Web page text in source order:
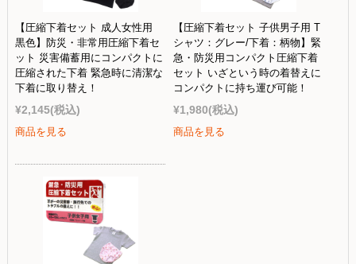
【圧縮下着セット 成人女性用
黒色】防災・非常用圧縮下着セ
ット 災害備蓄用にコンパクトに
圧縮された下着 緊急時に清潔な
下着に取り替え！
¥2,145(税込)
商品を見る
【圧縮下着セット 子供男子用 T
シャツ：グレー/下着：柄物】緊
急・防災用コンパクト圧縮下着
セット いざという時の着替えに
コンパクトに持ち運び可能！
¥1,980(税込)
商品を見る